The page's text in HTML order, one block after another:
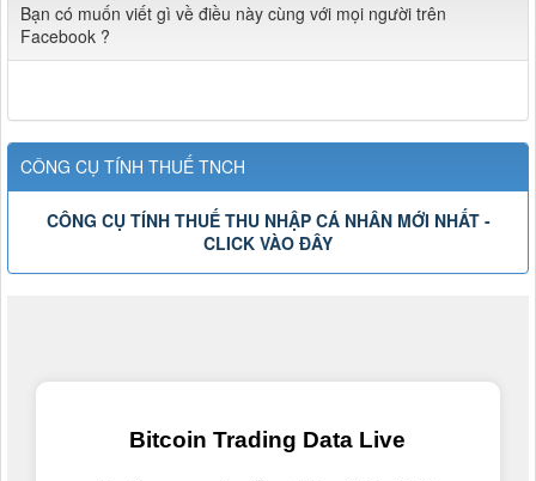
Bạn có muốn viết gì về điều này cùng với mọi người trên
Facebook ?
CÔNG CỤ TÍNH THUẾ TNCH
CÔNG CỤ TÍNH THUẾ THU NHẬP CÁ NHÂN MỚI NHẤT -
CLICK VÀO ĐÂY